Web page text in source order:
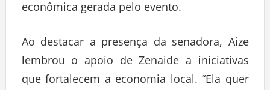
econômica gerada pelo evento.
Ao destacar a presença da senadora, Aize
lembrou o apoio de Zenaide a iniciativas
que fortalecem a economia local. “Ela quer